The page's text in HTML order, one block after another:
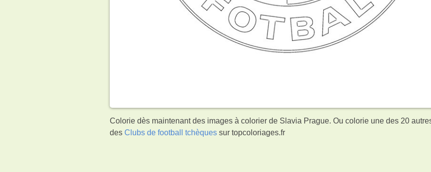
Colorie dès maintenant des images à colorier de Slavia Prague. Ou colorie une des 20
desClubs de football tchèques sur topcoloriages.fr